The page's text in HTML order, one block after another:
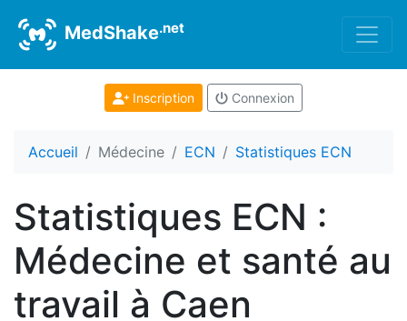
MedShake.net
Inscription Connexion
Accueil Médecine ECN Statistiques ECN
Statistiques ECN :
Médecine et santé au
travail à Caen